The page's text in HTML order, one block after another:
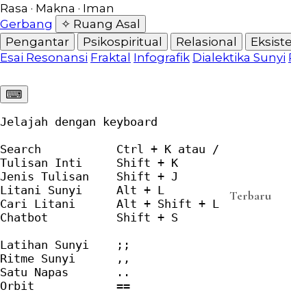
Rasa · Makna · Iman
Gerbang
✧ Ruang Asal
Pengantar
Psikospiritual Relasional
Esai Resonansi Fraktal Infografik Dialektika Sunyi
⌨︎
Jelajah dengan keyboard
Search           Ctrl + K atau /
Tulisan Inti     Shift + K
Jenis Tulisan    Shift + J
Litani Sunyi     Alt + L
Cari Litani      Alt + Shift + L
Chatbot          Shift + S
Latihan Sunyi    ;;
Ritme Sunyi      ,,
Satu Napas       ..
Orbit            ==
Terbaru